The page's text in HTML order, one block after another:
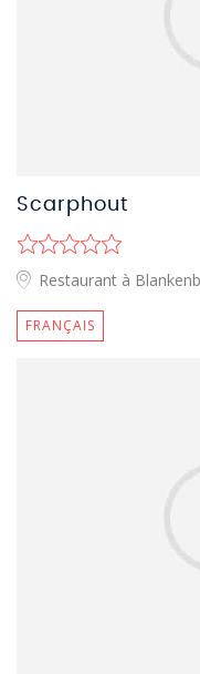
Scarphout
Restaurant à
FRANÇAIS